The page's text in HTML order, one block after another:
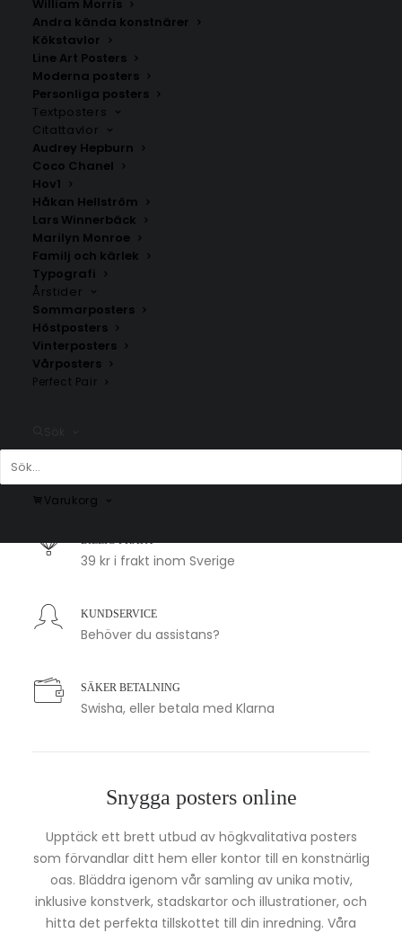
William Morris
Andra kända konstnärer
Kökstavlor
Line Art Posters
Moderna posters
Personliga posters
Textposters
Citattavlor
Audrey Hepburn
Coco Chanel
Hov1
Håkan Hellström
Lars Winnerbäck
Marilyn Monroe
Familj och kärlek
Typografi
Årstider
Sommarposters
Höstposters
Vinterposters
Vårposters
Perfect Pair
Varukorg
Ivö
Fr. 200.00kr
Bunkeflostrand
Fr.200.00
1-2 arbetsdagar
BILLIG FRAKT
39 kr i frakt inom Sverige
KUNDSERVICE
Behöver du assistans?
SÄKER BETALNING
Swisha, eller betala med Klarna
Snygga posters online
Upptäck ett brett utbud av högkvalitativa posters
som förvandlar ditt hem eller kontor till en konstnärlig
oas. Bläddra igenom vår samling av unika motiv,
inklusive konstverk, stadskartor och illustrationer, och
hitta det perfekta tillskottet till din inredning. Våra